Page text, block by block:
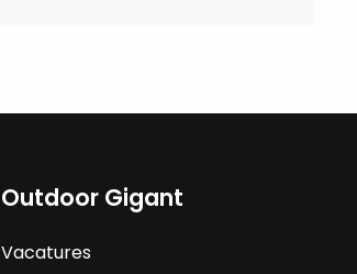
Outdoor Gigant
Vacatures